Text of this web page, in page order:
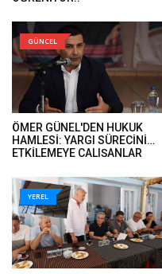
GÜNCEL
ÖMER GÜNEL'DEN HUKUK
HAMLESİ: YARGI SÜRECİNİ
ETKİLEMEYE ÇALIŞANLAR
VERECEK..
YEREL